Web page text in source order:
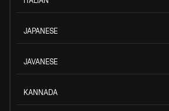
JAPANESE
JAVANESE
KANNADA